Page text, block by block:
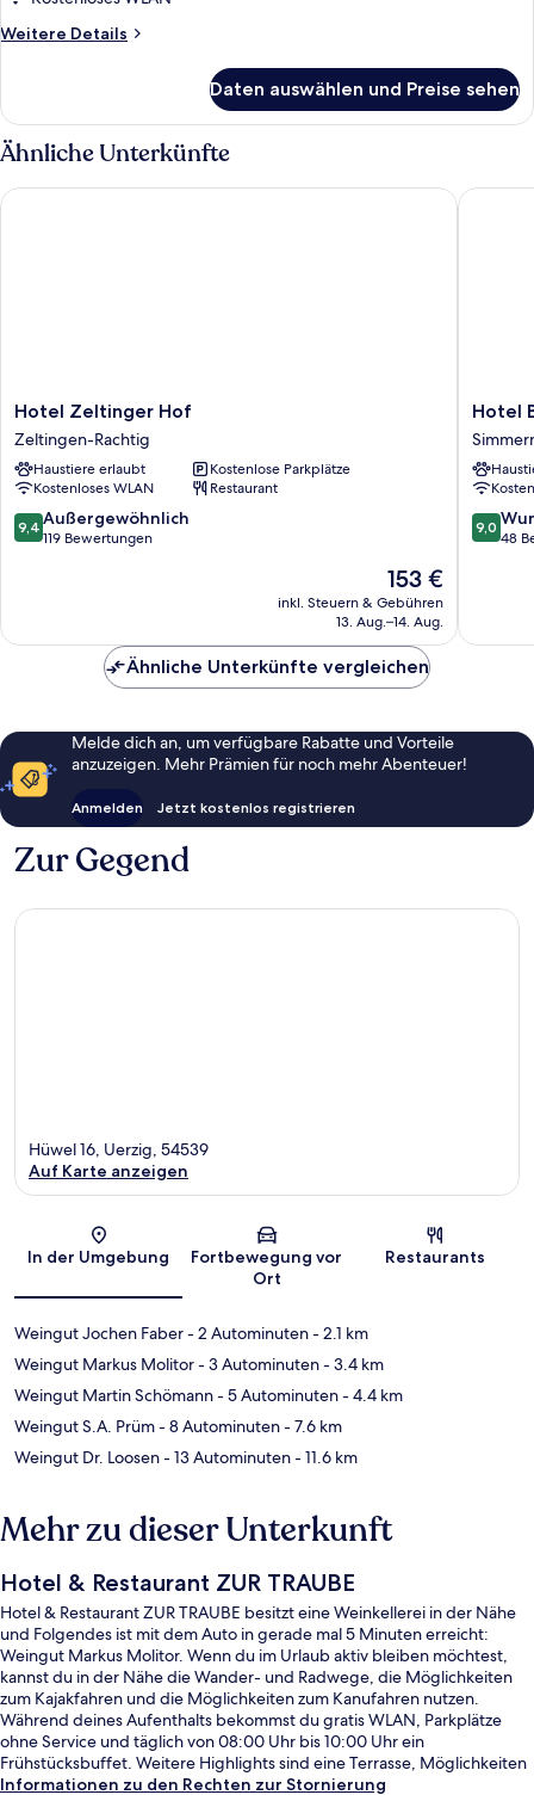
Weitere Details
Weitere
Studiosuite
Daten auswählen und Preise sehen
Ähnliche Unterkünfte
Hotel
Zeltinger
Hof
Zeltingen-
Rachtig
Hotel Zeltinger Hof
Zeltingen-Rachtig
Haustiere erlaubt
Kostenlose Parkplätze
Kostenloses WLAN
Restaurant
9.4
von
9,4 Außergewöhnlich
119 Bewertungen
Der
Preis
beträgt
153 €
inkl. Steuern & Gebühren
13. Aug.–14. Aug.
Hotel Zeltinger Hof
Hotel
Hotel
9.0
von
9,0
48
Hotel
Ähnliche Unterkünfte vergleichen
Melde dich an, um verfügbare Rabatte und Vorteile
anzuzeigen. Mehr Prämien für noch mehr Abenteuer!
Anmelden Jetzt kostenlos registrieren
Zur Gegend
Karte
Hüwel 16, Uerzig, 54539
Auf Karte anzeigen
In der Umgebung
Fortbewegung vor
Ort
Restaurants
Weingut Jochen Faber- 2 Autominuten- 2.1 km
Weingut Markus Molitor- 3 Autominuten- 3.4 km
Weingut Martin Schömann- 5 Autominuten- 4.4 km
Weingut S.A. Prüm- 8 Autominuten- 7.6 km
Weingut Dr. Loosen- 13 Autominuten- 11.6 km
Mehr zu dieser Unterkunft
Hotel & Restaurant ZUR TRAUBE
Hotel & Restaurant ZUR TRAUBE besitzt eine Weinkellerei in der Nähe
und Folgendes ist mit dem Auto in gerade mal 5 Minuten erreicht:
Weingut Markus Molitor. Wenn du im Urlaub aktiv bleiben möchtest,
kannst du in der Nähe die Wander- und Radwege, die Möglichkeiten
zum Kajakfahren und die Möglichkeiten zum Kanufahren nutzen.
Während deines Aufenthalts bekommst du gratis WLAN, Parkplätze
ohne Service und täglich von 08:00 Uhr bis 10:00 Uhr ein
Frühstücksbuffet. Weitere Highlights sind eine Terrasse, Möglichkeiten
zur Fahrradreinigung und eine Ladestation für E-Bikes.
Informationen zu den Rechten zur Stornierung